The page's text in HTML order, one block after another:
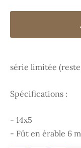
série limitée
Spécifications :
- 14x5
- Fût en érable 6